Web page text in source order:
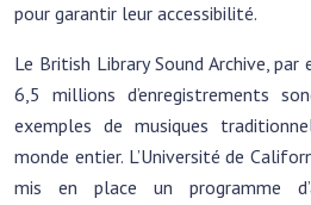
pour garantir leur accessibilité.
Le British Library Sound Archive,
6,5 millions d’enregistrements
exemples de musiques
monde entier. L’Université de
mis en place un programme